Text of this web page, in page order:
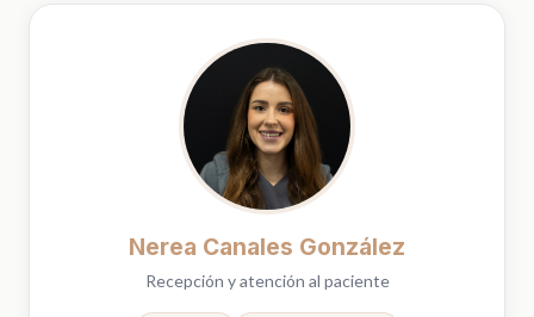
Alineadores
Odontología General
Odontopediatría+34 633 54 54 80
Pedir cita
Nerea Canales González
Recepción y atención al paciente